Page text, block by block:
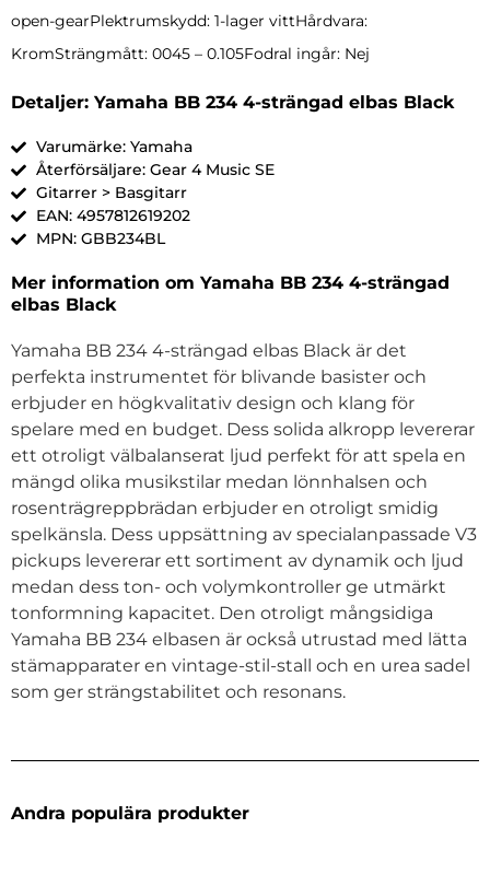
open-gearPlektrumskydd: 1-lager vittHårdvara:
KromSträngmått: 0045 – 0.105Fodral ingår: Nej
Detaljer: Yamaha BB 234 4-strängad elbas Black
Varumärke: Yamaha
Återförsäljare: Gear 4 Music SE
Gitarrer > Basgitarr
EAN: 4957812619202
MPN: GBB234BL
Mer information om Yamaha BB 234 4-strängad
elbas Black
Yamaha BB 234 4-strängad elbas Black är det
perfekta instrumentet för blivande basister och
erbjuder en högkvalitativ design och klang för
spelare med en budget. Dess solida alkropp levererar
ett otroligt välbalanserat ljud perfekt för att spela en
mängd olika musikstilar medan lönnhalsen och
rosenträgreppbrädan erbjuder en otroligt smidig
spelkänsla. Dess uppsättning av specialanpassade V3
pickups levererar ett sortiment av dynamik och ljud
medan dess ton- och volymkontroller ge utmärkt
tonformning kapacitet. Den otroligt mångsidiga
Yamaha BB 234 elbasen är också utrustad med lätta
stämapparater en vintage-stil-stall och en urea sadel
som ger strängstabilitet och resonans.
Andra populära produkter